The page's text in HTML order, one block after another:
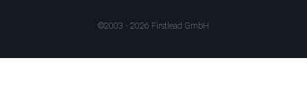
©2003 - 2026 Firstlead GmbH